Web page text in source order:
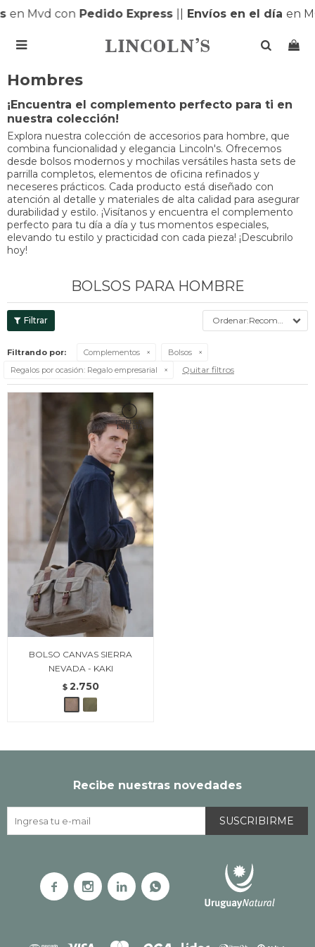
en Mvd conPedido Express| Envíos en el díaen

Hombres
¡Encuentra el complemento perfecto para ti en
nuestra colección!
Explora nuestra colección de accesorios para hombre, que
combina funcionalidad y elegancia Lincoln's. Ofrecemos
desde bolsos modernos y mochilas versátiles hasta sets de
parrilla completos, elementos de oficina refinados y
neceseres prácticos. Cada producto está diseñado con
atención al detalle y materiales de alta calidad para asegurar
durabilidad y estilo. ¡Visítanos y encuentra el complemento
perfecto para tu día a día y tus momentos especiales,
elevando tu estilo y practicidad con cada pieza! ¡Descubrilo
hoy!
BOLSOS PARA HOMBRE
Recomendados
Filtrando por: Complementos
Bolsos
Regalos por ocasión: Regalo empresarial Quitar filtros
BOLSO CANVAS SIERRA
NEVADA - KAKI
$ 2.750
Recibe nuestras novedades
SUSCRIBIRME
   